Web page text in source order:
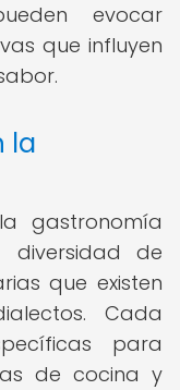
evocar
que influyen
la
gastronomía
diversidad de
que existen
Cada
para
de cocina y